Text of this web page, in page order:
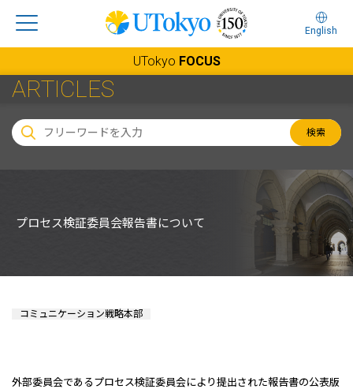
English
UTokyo FOCUS
ARTICLES
検索
プロセス検証委員会報告書について
コミュニケーション戦略本部
外部委員会であるプロセス検証委員会により提出された報告書の公表版